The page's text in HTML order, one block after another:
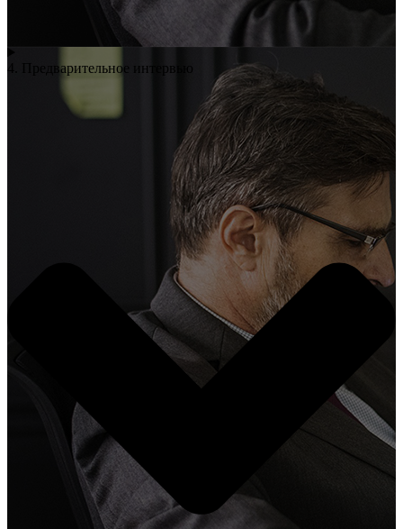
4. Предварительное интервью